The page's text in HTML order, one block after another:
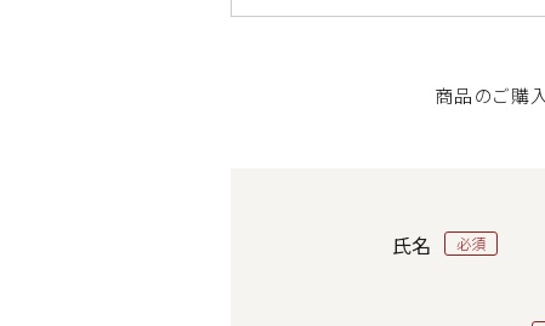
商品のご購
氏名